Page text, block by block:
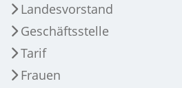
Landesvorstand
Geschäftsstelle
Tarif
Frauen